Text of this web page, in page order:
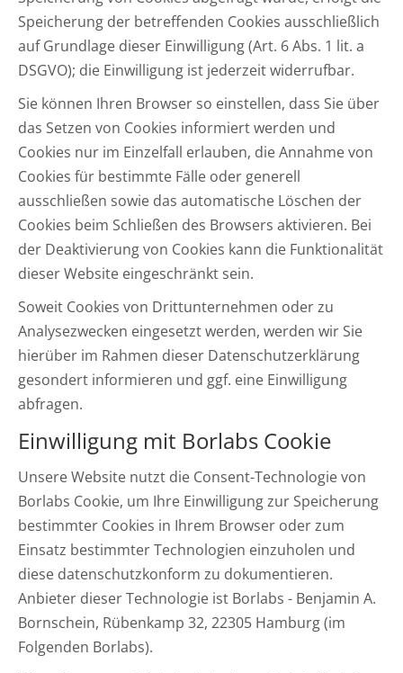
Speicherung der betreffenden Cookies ausschließlich
auf Grundlage dieser Einwilligung (Art. 6 Abs. 1 lit. a
DSGVO); die Einwilligung ist jederzeit widerrufbar.
Sie können Ihren Browser so einstellen, dass Sie über
das Setzen von Cookies informiert werden und
Cookies nur im Einzelfall erlauben, die Annahme von
Cookies für bestimmte Fälle oder generell
ausschließen sowie das automatische Löschen der
Cookies beim Schließen des Browsers aktivieren. Bei
der Deaktivierung von Cookies kann die Funktionalität
dieser Website eingeschränkt sein.
Soweit Cookies von Drittunternehmen oder zu
Analysezwecken eingesetzt werden, werden wir Sie
hierüber im Rahmen dieser Datenschutzerklärung
gesondert informieren und ggf. eine Einwilligung
abfragen.
Einwilligung mit Borlabs Cookie
Unsere Website nutzt die Consent-Technologie von
Borlabs Cookie, um Ihre Einwilligung zur Speicherung
bestimmter Cookies in Ihrem Browser oder zum
Einsatz bestimmter Technologien einzuholen und
diese datenschutzkonform zu dokumentieren.
Anbieter dieser Technologie ist Borlabs - Benjamin A.
Bornschein, Rübenkamp 32, 22305 Hamburg (im
Folgenden Borlabs).